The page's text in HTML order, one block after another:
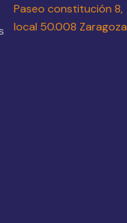
Paseo constitución 8,
local 50.008 Zaragoza